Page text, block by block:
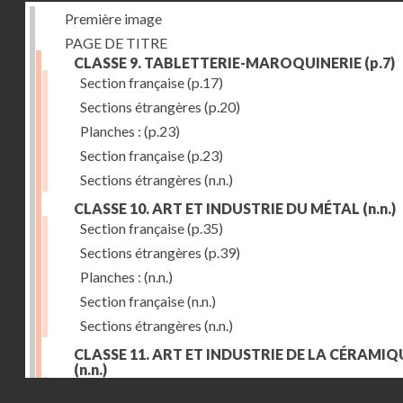
Première image
PAGE DE TITRE
CLASSE 9. TABLETTERIE-MAROQUINERIE (p.7)
Section française(p.17)
Sections étrangères (p.20)
Planches : (p.23)
Section française(p.23)
Sections étrangères (n.n.)
CLASSE 10. ART ET INDUSTRIE DU MÉTAL (n.n.)
Section française(p.35)
Sections étrangères (p.39)
Planches : (n.n.)
Section française(n.n.)
Sections étrangères (n.n.)
CLASSE 11. ART ET INDUSTRIE DE LA
(n.n.)